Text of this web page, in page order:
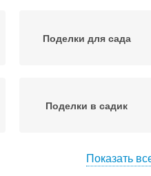
Поделки для сада
Поделки в садик
Показать